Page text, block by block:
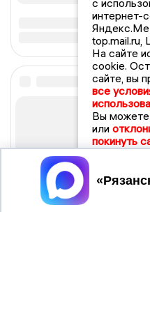
с
интернет-
top.mail.ru,
На сайте
cookie.
сайте, вы
все
Вы можете
или
покинуть